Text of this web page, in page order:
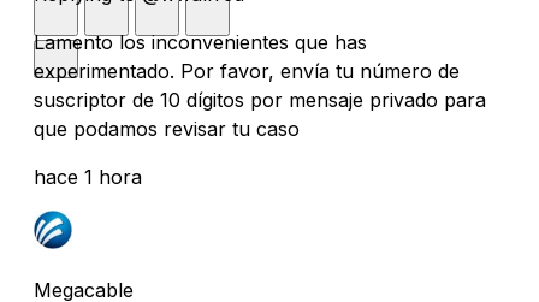
Lamento los inconvenientes que has
experimentado. Por favor, envía tu número de
suscriptor de 10 dígitos por mensaje privado para
que podamos revisar tu caso
hace 1 hora
Megacable